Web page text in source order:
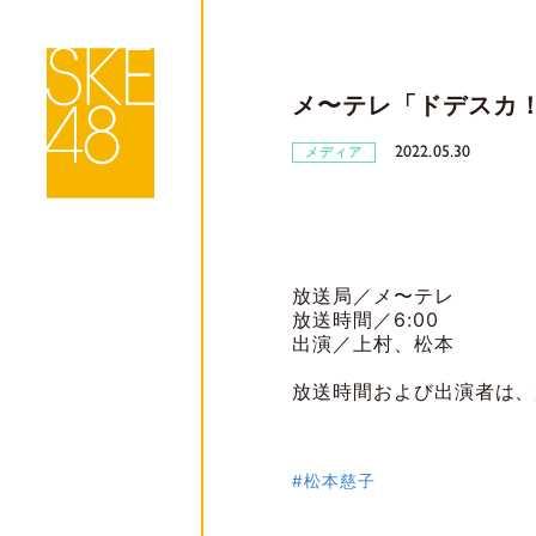
メ〜テレ「ドデスカ
メディア 2022.05.30
放送局／メ〜テレ
放送時間／6:00
出演／上村、松本
放送時間および出演者は
#松本慈子